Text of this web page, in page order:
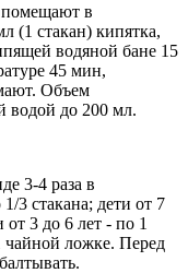
помещают в
(1 стакан) кипятка,
водяной бане 15
45 мин,
Объем
водой до 200 мл.
3-4 раза в
3 стакана; дети от 7
3 до 6 лет - по 1
чайной ложке. Перед